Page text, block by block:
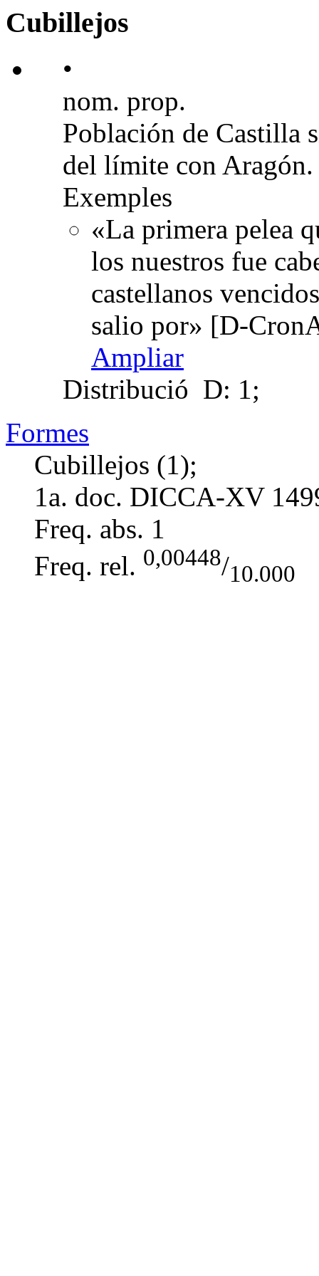
Cubillejos
•
nom. prop.
Población de Castilla
del límite con Aragón.
Exemples
«La primera pelea
los nuestros fue
castellanos
salio por» [D-
Ampliar
Distribució D: 1;
Formes
Cubillejos (1);
1a. doc. DICCA-XV
Freq. abs. 1
Freq. rel. 0,00448/10.000